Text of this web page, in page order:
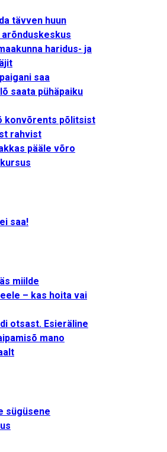
tävven huun
haridus- ja
saa
saata pühäpaiku
konvõrents põlitsist
rahvist
pääle võro
saa!
miilde
– kas hoita vai
otsast. Esieräline
mano
sügüsene